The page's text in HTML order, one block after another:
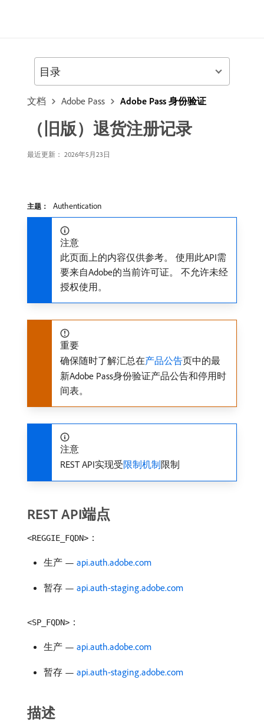
文档 Adobe Pass Adobe Pass 身份验证
（旧版）退货注册记录
最近更新： 2026年5月23日
主题： Authentication
注意
此页面上的内容仅供参考。 使用此API需
要来自Adobe的当前许可证。 不允许未经
授权使用。
重要
确保随时了解汇总在产品公告页中的最
新Adobe Pass身份验证产品公告和停用时
间表。
注意
REST API实现受限制机制限制
REST API端点
<REGGIE_FQDN> ：
生产 — api.auth.adobe.com
暂存 — api.auth-staging.adobe.com
<SP_FQDN> ：
生产 — api.auth.adobe.com
暂存 — api.auth-staging.adobe.com
描述
目录